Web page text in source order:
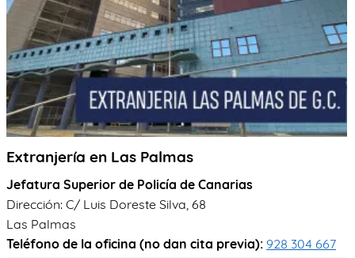
Extranjería en Las Palmas
Jefatura Superior de Policía de Canarias
Dirección: C/ Luis Doreste Silva, 68
Las Palmas
Teléfono de la oficina (no dan cita previa): 928 304 667